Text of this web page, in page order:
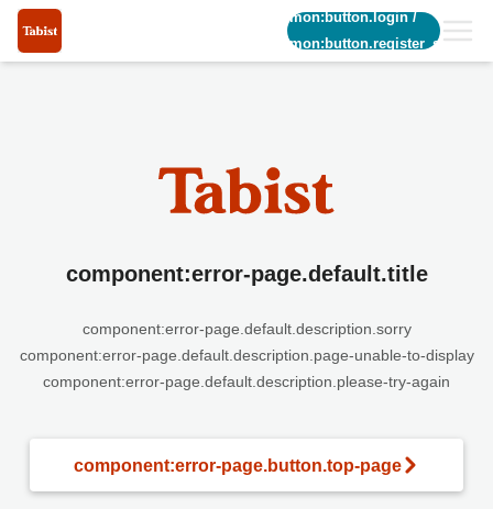
common:button.login/
common:button.register_short
component:error-page.default.title
component:error-page.default.description.sorry
component:error-page.default.description.page-unable-to-display
component:error-page.default.description.please-try-again
component:error-page.button.top-page